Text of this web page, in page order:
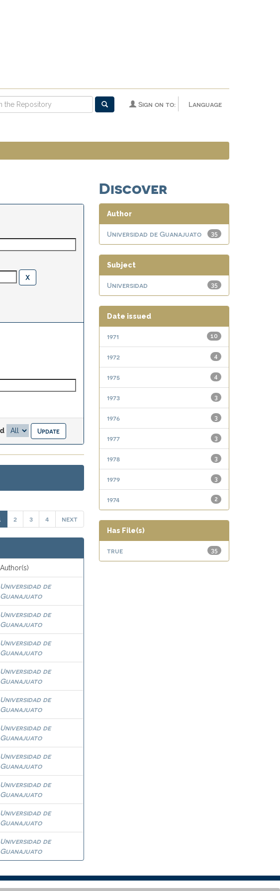
Language
Sign on to:
2 3 4 next
Author(s)
Universidad de
Guanajuato
Universidad de
Guanajuato
Universidad de
Guanajuato
Universidad de
Guanajuato
Universidad de
Guanajuato
Universidad de
Guanajuato
Universidad de
Guanajuato
Universidad de
Guanajuato
Universidad de
Guanajuato
Universidad de
Guanajuato
Discover
Author
35
Universidad de Guanajuato
Subject
35
Universidad
Date issued
10
1971
4
1972
4
1975
3
1973
3
1976
3
1977
3
1978
3
1979
2
1974
Has File(s)
35
true